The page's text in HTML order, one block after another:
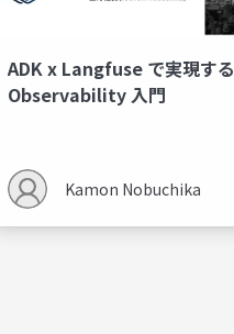
ADK x Langfuse で実現する
Observability 入門
Kamon Nobuchika